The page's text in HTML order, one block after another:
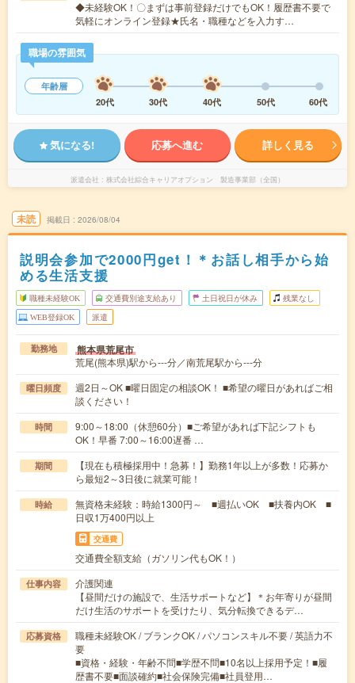
◆未経験OK！〇まずは事前登録だけでもOK！履歴書不要で
気軽にオンライン登録★氏名・職種などを入力す…
職場の雰囲気
年齢層
20代
30代 40代 50代 60代
気になる! 応募へ進む 詳しく見る
派遣会社 株式会社綜合キャリアオプション 製造事業部（全国）
未読 掲載日 2026/08/04
説明会参加で2000円get！＊お話し相手から始
める生活支援
職種未経験OK 交通費別途支給あり 土日祝日が休み 残業なし
WEB登録OK 派遣
勤務地 熊本県荒尾市
荒尾(熊本県)駅から---分／南荒尾駅から---分
曜日頻度
週2日～OK ■曜日固定の相談OK！ ■希望の曜日があればご相
談ください！
時間
9:00～18:00（休憩60分）■ご希望があれば下記シフトも
OK！早番 7:00～16:00遅番 …
期間
【現在も積極採用中！急募！】勤務1年以上が多数！応募か
ら最短2～3日後に就業可能！
時給
無資格未経験：時給1300円～ ■週払いOK ■扶養内OK ■
日収1万400円以上
交通費
交通費全額支給（ガソリン代もOK！）
仕事内容
介護関連
【昼間だけの施設で、生活サポートなど】＊お年寄りが昼間
だけ生活のサポートを受けたり、気分転換できるデ…
応募資格
職種未経験OK / ブランクOK / パソコンスキル不要 / 英語力不
要
■資格・経験・年齢不問■学歴不問■10名以上採用予定！■履
歴書不要■面談確約■社会保険完備■社員登用…